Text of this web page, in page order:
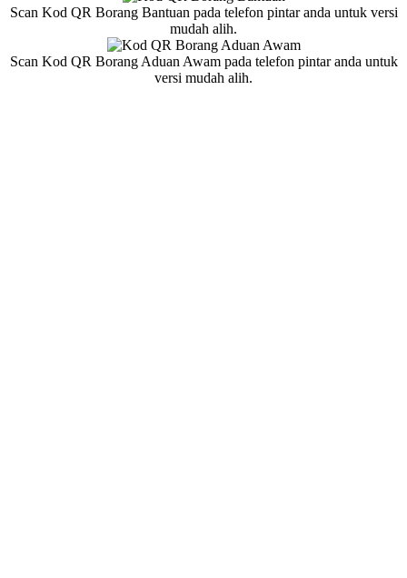
Scan Kod QR Borang Bantuan pada telefon pintar anda untuk versi
mudah alih.
Scan Kod QR Borang Aduan Awam pada telefon pintar anda untuk
versi mudah alih.